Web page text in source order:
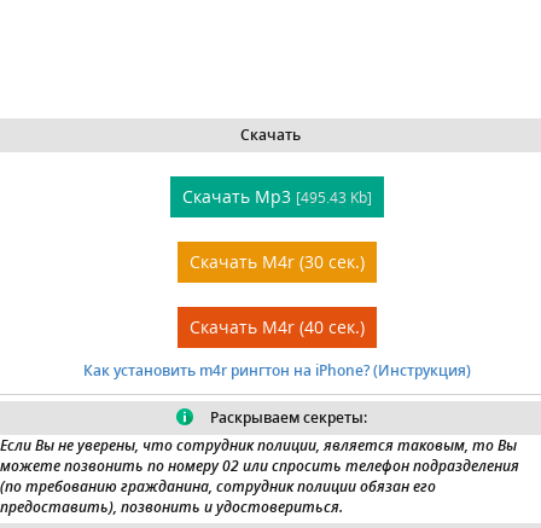
Скачать
Скачать Mp3 [495.43 Kb]
Скачать M4r (30 сек.)
Скачать M4r (40 сек.)
Как установить m4r рингтон на iPhone? (Инструкция)
Раскрываем секреты:
Если Вы не уверены, что сотрудник полиции, является таковым, то Вы
можете позвонить по номеру02или спросить телефон подразделения
(по требованию гражданина, сотрудник полиции обязан его
предоставить), позвонить и удостовериться.